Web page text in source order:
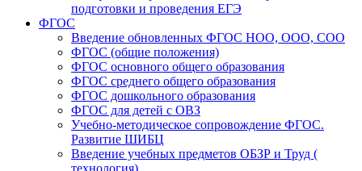
подготовки и проведения ЕГЭ
ФГОС
Введение обновленных ФГОС НОО, ООО, СОО
ФГОС (общие положения)
ФГОС основного общего образования
ФГОС среднего общего образования
ФГОС дошкольного образования
ФГОС для детей с ОВЗ
Учебно-методическое сопровождение ФГОС.
Развитие ШИБЦ
Введение учебных предметов ОБЗР и Труд (